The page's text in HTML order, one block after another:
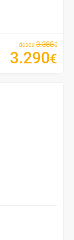
desde 3.388€
3.290€